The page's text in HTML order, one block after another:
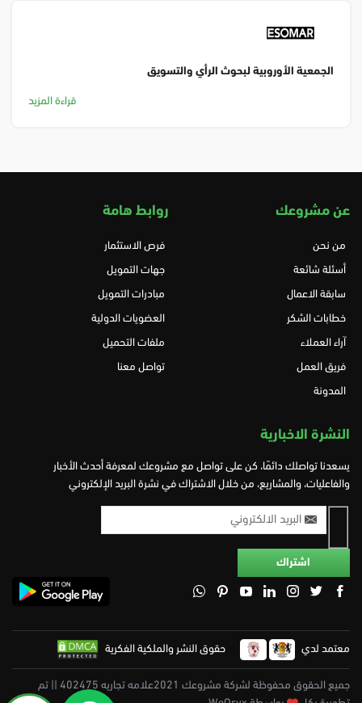
الجمعية الأوروبية لبحوث الرأي والتسويق
قراءة المزيد
عن مشروعك
من نحن
أسئلة شائعة
سابقة الاعمال
خطابات الشكر
آراء العملاء
فريق العمل
المدونة
روابط هامة
فرص الاستثمار
جهات التمويل
مبادرات التمويل
العضويات الدولية
ملفات التحميل
تواصل معنا
النشرة الاخبارية
يسعدنا تواصلك دائمًا، كن على تواصل مع مشروعك لمعرفة أحدث الأخبار
والفاعليات، والمشاريع، من خلال الاشتراك في نشرة البريد الإلكتروني
معتمد لدي حقوق النشر والملكية الفكرية
جميع الحقوق محفوظة لشركة مشروعك 2021علامه تجاريه 402475 || تم